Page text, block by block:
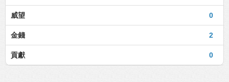
0
威望
2
金錢
0
貢獻